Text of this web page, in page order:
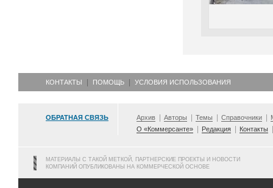
КОНТАКТЫ ПОМОЩЬ УСЛОВИЯ ИСПОЛЬЗОВАНИЯ
ОБРАТНАЯ СВЯЗЬ Архив Авторы Темы Справочники
О «Коммерсанте»
Редакция Контакты
МАТЕРИАЛЫ С ТАКОЙ МЕТКОЙ, ПАРТНЕРСКИЕ ПРОЕКТЫ И НОВОСТИ
КОМПАНИЙ ОПУБЛИКОВАНЫ НА КОММЕРЧЕСКОЙ ОСНОВЕ